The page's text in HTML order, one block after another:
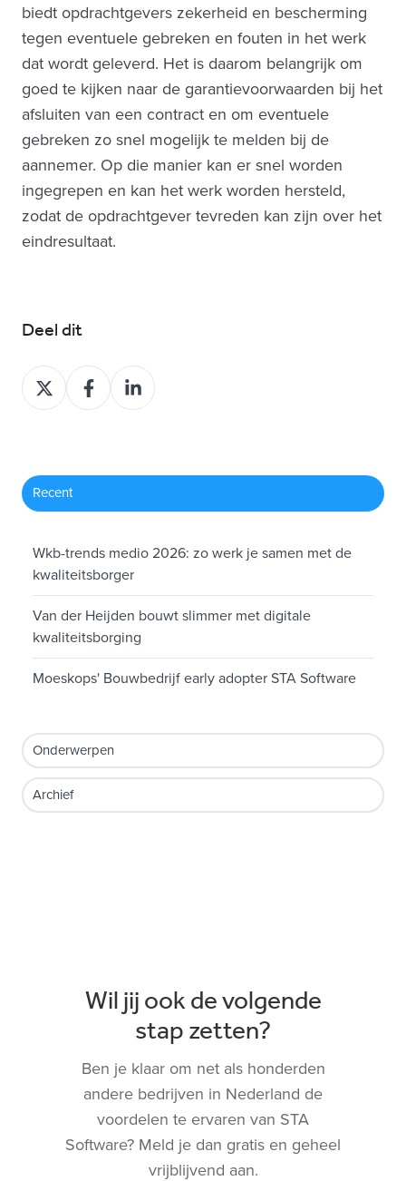
biedt opdrachtgevers zekerheid en bescherming
tegen eventuele gebreken en fouten in het werk
dat wordt geleverd. Het is daarom belangrijk om
goed te kijken naar de garantievoorwaarden bij het
afsluiten van een contract en om eventuele
gebreken zo snel mogelijk te melden bij de
aannemer. Op die manier kan er snel worden
ingegrepen en kan het werk worden hersteld,
zodat de opdrachtgever tevreden kan zijn over het
eindresultaat.
Deel dit
Deel
op
Deel
op
Deel
op
Recent
Wkb-trends medio 2026: zo werk je samen met de
kwaliteitsborger
Van der Heijden bouwt slimmer met digitale
kwaliteitsborging
Moeskops' Bouwbedrijf early adopter STA Software
Onderwerpen
Archief
Wil jij ook de volgende
stap zetten?
Ben je klaar om net als honderden
andere bedrijven in Nederland de
voordelen te ervaren van STA
Software? Meld je dan gratis en geheel
vrijblijvend aan.